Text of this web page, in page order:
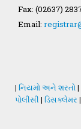
NAU
Fax: (02637)
Email:
| નિયમો અને શરતો|
પોલીસી | ડિસક્લેમર |